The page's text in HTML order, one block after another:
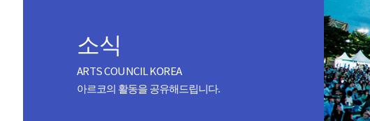
소식
ARTS COUNCIL KOREA
아르코의 활동을 공유해드립니다.